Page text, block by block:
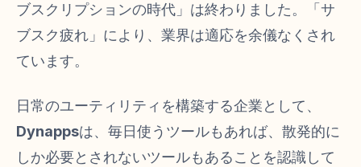
ブスクリプションの時代」は終わりました。「サ
ブスク疲れ」により、業界は適応を余儀なくされ
ています。
日常のユーティリティを構築する企業として、
Dynappsは、毎日使うツールもあれば、散発的に
しか必要とされないツールもあることを認識して